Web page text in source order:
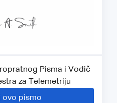
Pisma i Vodič
za Telemetriju
ovo pismo